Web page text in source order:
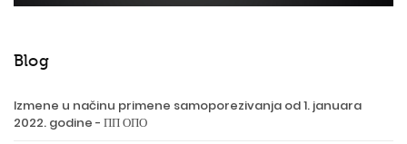
Blog
Izmene u načinu primene samoporezivanja od 1. januara
2022. godine - ПП ОПО